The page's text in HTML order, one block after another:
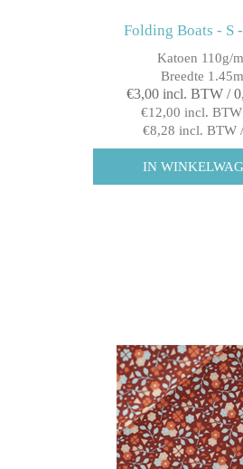
Folding Boats - S
Katoen 110g/
Breedte 1.45m
€3,00 incl. BTW /
€12,00 incl.
€8,28 incl. BTW